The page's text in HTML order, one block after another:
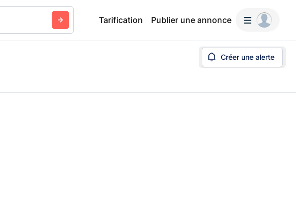
Tarification Publier une annonce
Créer une alerte